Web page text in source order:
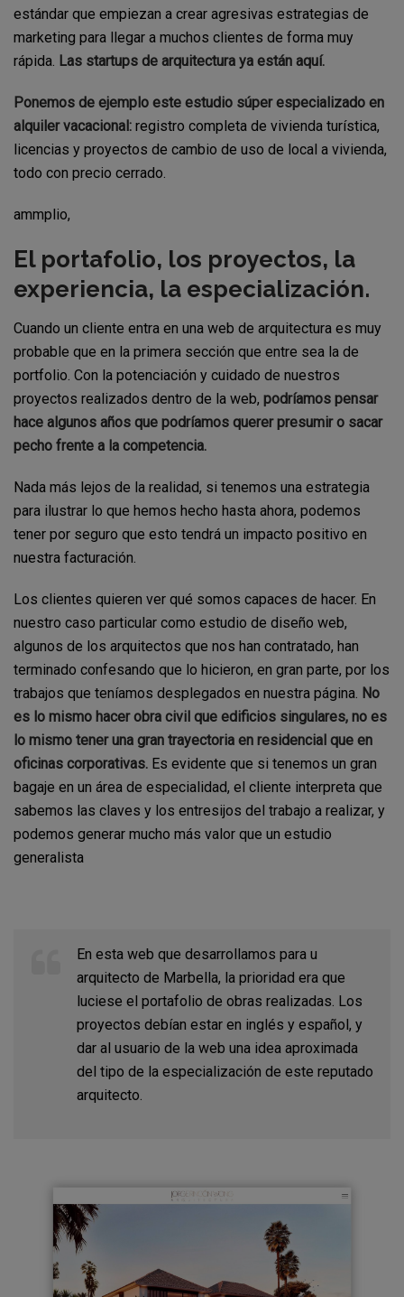
estándar que empiezan a crear agresivas estrategias de
marketing para llegar a muchos clientes de forma muy
rápida. Las startups de arquitectura ya están aquí.
Ponemos de ejemplo este estudio súper especializado en
alquiler vacacional: registro completa de vivienda turística,
licencias y proyectos de cambio de uso de local a vivienda,
todo con precio cerrado.
ammplio,
El portafolio, los proyectos, la
experiencia, la especialización.
Cuando un cliente entra en una web de arquitectura es muy
probable que en la primera sección que entre sea la de
portfolio. Con la potenciación y cuidado de nuestros
proyectos realizados dentro de la web, podríamos pensar
hace algunos años que podríamos querer presumir o sacar
pecho frente a la competencia.
Nada más lejos de la realidad, si tenemos una estrategia
para ilustrar lo que hemos hecho hasta ahora, podemos
tener por seguro que esto tendrá un impacto positivo en
nuestra facturación.
Los clientes quieren ver qué somos capaces de hacer. En
nuestro caso particular como estudio de diseño web,
algunos de los arquitectos que nos han contratado, han
terminado confesando que lo hicieron, en gran parte, por los
trabajos que teníamos desplegados en nuestra página. No
es lo mismo hacer obra civil que edificios singulares, no es
lo mismo tener una gran trayectoria en residencial que en
oficinas corporativas. Es evidente que si tenemos un gran
bagaje en un área de especialidad, el cliente interpreta que
sabemos las claves y los entresijos del trabajo a realizar, y
podemos generar mucho más valor que un estudio
generalista
En esta web que desarrollamos para u
arquitecto de Marbella, la prioridad era que
luciese el portafolio de obras realizadas. Los
proyectos debían estar en inglés y español, y
dar al usuario de la web una idea aproximada
del tipo de la especialización de este reputado
arquitecto.